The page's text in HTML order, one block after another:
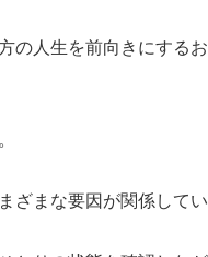
の人生を前向きにする
ざまな要因が関係して